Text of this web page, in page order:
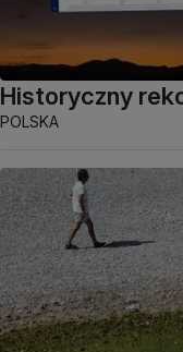
Historyczny
POLSKA